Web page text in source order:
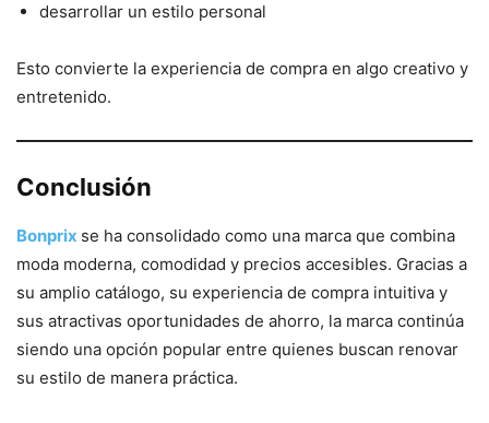
desarrollar un estilo personal
Esto convierte la experiencia de compra en algo creativo y
entretenido.
Conclusión
Bonprix se ha consolidado como una marca que combina
moda moderna, comodidad y precios accesibles. Gracias a
su amplio catálogo, su experiencia de compra intuitiva y
sus atractivas oportunidades de ahorro, la marca continúa
siendo una opción popular entre quienes buscan renovar
su estilo de manera práctica.